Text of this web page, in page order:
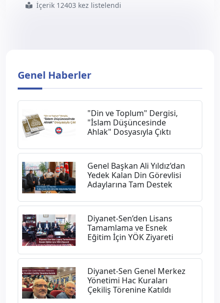
#kurban
#bayramınız
#mübarek
#olsunİçerik 12403 kez listelendi
Genel Haberler
"Din ve Toplum" Dergisi,
"İslam Düşüncesinde
Ahlak" Dosyasıyla Çıktı
Genel Başkan Ali Yıldız’dan
Yedek Kalan Din Görevlisi
Adaylarına Tam Destek
Diyanet-Sen’den Lisans
Tamamlama ve Esnek
Eğitim İçin YÖK Ziyareti
Diyanet-Sen Genel Merkez
Yönetimi Hac Kuraları
Çekiliş Törenine Katıldı